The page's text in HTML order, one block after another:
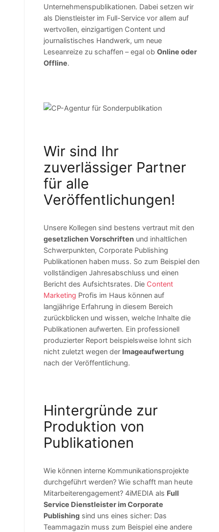
Unternehmenspublikationen. Dabei setzen wir
als Dienstleister im Full-Service vor allem auf
wertvollen, einzigartigen Content und
journalistisches Handwerk, um neue
Leseanreize zu schaffen – egal ob Online oder
Offline.
Wir sind Ihr
zuverlässiger Partner
für alle
Veröffentlichungen!
Unsere Kollegen sind bestens vertraut mit den
gesetzlichen Vorschriften und inhaltlichen
Schwerpunkten, Corporate Publishing
Publikationen haben muss. So zum Beispiel den
vollständigen Jahresabschluss und einen
Bericht des Aufsichtsrates. Die Content
Marketing Profis im Haus können auf
langjährige Erfahrung in diesem Bereich
zurückblicken und wissen, welche Inhalte die
Publikationen aufwerten. Ein professionell
produzierter Report beispielsweise lohnt sich
nicht zuletzt wegen der Imageaufwertung
nach der Veröffentlichung.
Hintergründe zur
Produktion von
Publikationen
Wie können interne Kommunikationsprojekte
durchgeführt werden? Wie schafft man heute
Mitarbeiterengagement? 4iMEDIA als Full
Service Dienstleister im Corporate
Publishingsind uns eines sicher: Das
Teammagazin muss zum Beispiel eine andere